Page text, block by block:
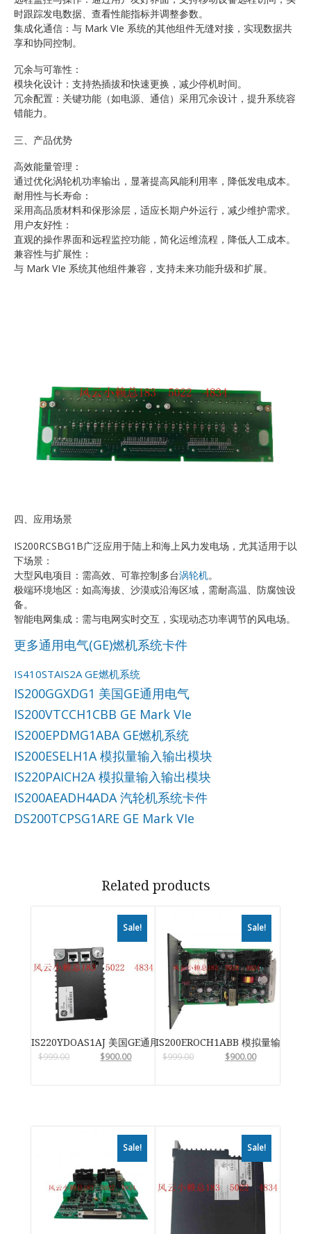
时跟踪发电数据、查看性能指标并调整参数。
集成化通信：与 Mark VIe 系统的其他组件无缝对接，实现数据共
享和协同控制。
冗余与可靠性：
模块化设计：支持热插拔和快速更换，减少停机时间。
冗余配置：关键功能（如电源、通信）采用冗余设计，提升系统容
错能力。
三、产品优势
高效能量管理：
通过优化涡轮机功率输出，显著提高风能利用率，降低发电成本。
耐用性与长寿命：
采用高品质材料和保形涂层，适应长期户外运行，减少维护需求。
用户友好性：
直观的操作界面和远程监控功能，简化运维流程，降低人工成本。
兼容性与扩展性：
与 Mark VIe 系统其他组件兼容，支持未来功能升级和扩展。
四、应用场景
IS200RCSBG1B广泛应用于陆上和海上风力发电场，尤其适用于以
下场景：
大型风电项目：需高效、可靠控制多台涡轮机。
极端环境地区：如高海拔、沙漠或沿海区域，需耐高温、防腐蚀设
备。
智能电网集成：需与电网实时交互，实现动态功率调节的风电场。
更多通用电气(GE)燃机系统卡件
IS410STAIS2A GE燃机系统
IS200GGXDG1 美国GE通用电气
IS200VTCCH1CBB GE Mark VIe
IS200EPDMG1ABA GE燃机系统
IS200ESELH1A 模拟量输入输出模块
IS220PAICH2A 模拟量输入输出模块
IS200AEADH4ADA 汽轮机系统卡件
DS200TCPSG1ARE GE Mark VIe
Related products
Sale!
IS220YDOAS1AJ 美国GE通用电气
$999.00 $900.00
Sale!
IS200EROCH1ABB 模拟量输入输
$999.00 $900.00
Sale! Sale!